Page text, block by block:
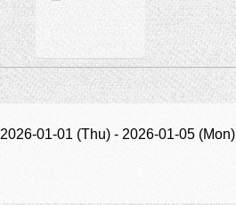
2026-01-01 (Thu) - 2026-01-05 (Mon)